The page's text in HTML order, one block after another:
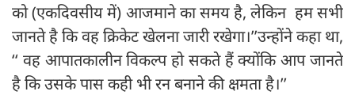
को (एकदिवसीय में) आजमाने का समय है, लेकिन हम सभी
जानते है कि वह क्रिकेट खेलना जारी रखेगा।’’उन्होंने कहा था,
‘‘ वह आपातकालीन विकल्प हो सकते हैं क्योंकि आप जानते
है कि उसके पास कही भी रन बनाने की क्षमता है।’’